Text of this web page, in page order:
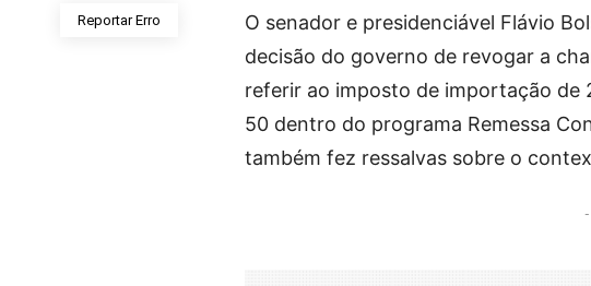
Reportar Erro
O senador e presidenciável Flávio
decisão do governo de revogar a
referir ao imposto de importação de
50 dentro do programa Remessa
também fez ressalvas sobre o
-